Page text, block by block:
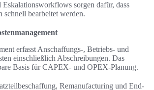
sorgen dafür, dass
schnell bearbeitet werden.
erfasst Anschaffungs-, Betriebs- und
einschließlich Abschreibungen. Das
Basis für CAPEX- und OPEX-Planung.
Remanufacturing und End-